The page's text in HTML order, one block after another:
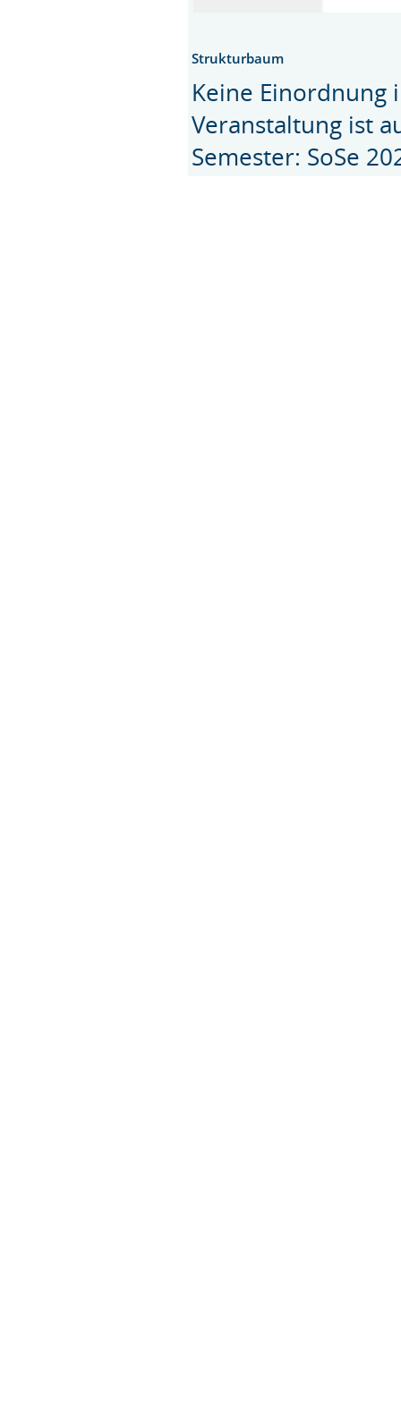
Strukturbaum
Keine Einordnung
Veranstaltung ist
Semester: SoSe